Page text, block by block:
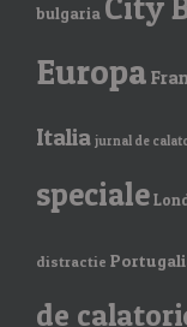
bulgaria City
Europa
Italia jurnal de
speciale
distractie
de